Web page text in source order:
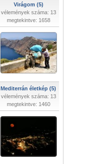
Virágom (5)
vélemények száma: 13
megtekintve: 1658
Mediterrán életkép (5)
vélemények száma: 13
megtekintve: 1460